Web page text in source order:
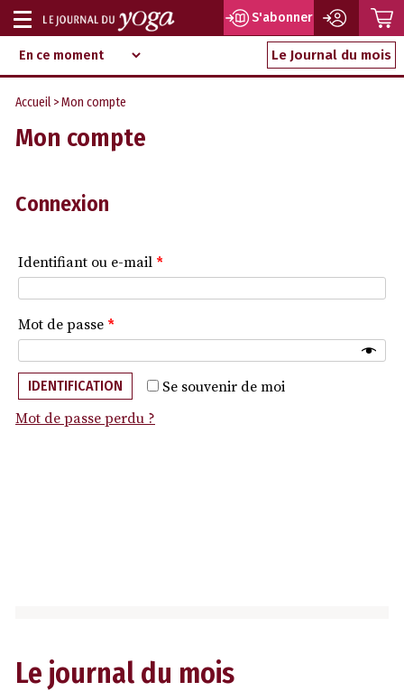
Aller
au
contenu
d‘information
indépendant
Afficher
ou
masquer
la
navigation
S'abonner
Le Journal du mois
Accueil > Mon compte
Mon compte
Connexion
Identifiant ou e-mail *
Mot de passe *
Se souvenir de moi
IDENTIFICATION
Mot de passe perdu ?
Le journal du mois